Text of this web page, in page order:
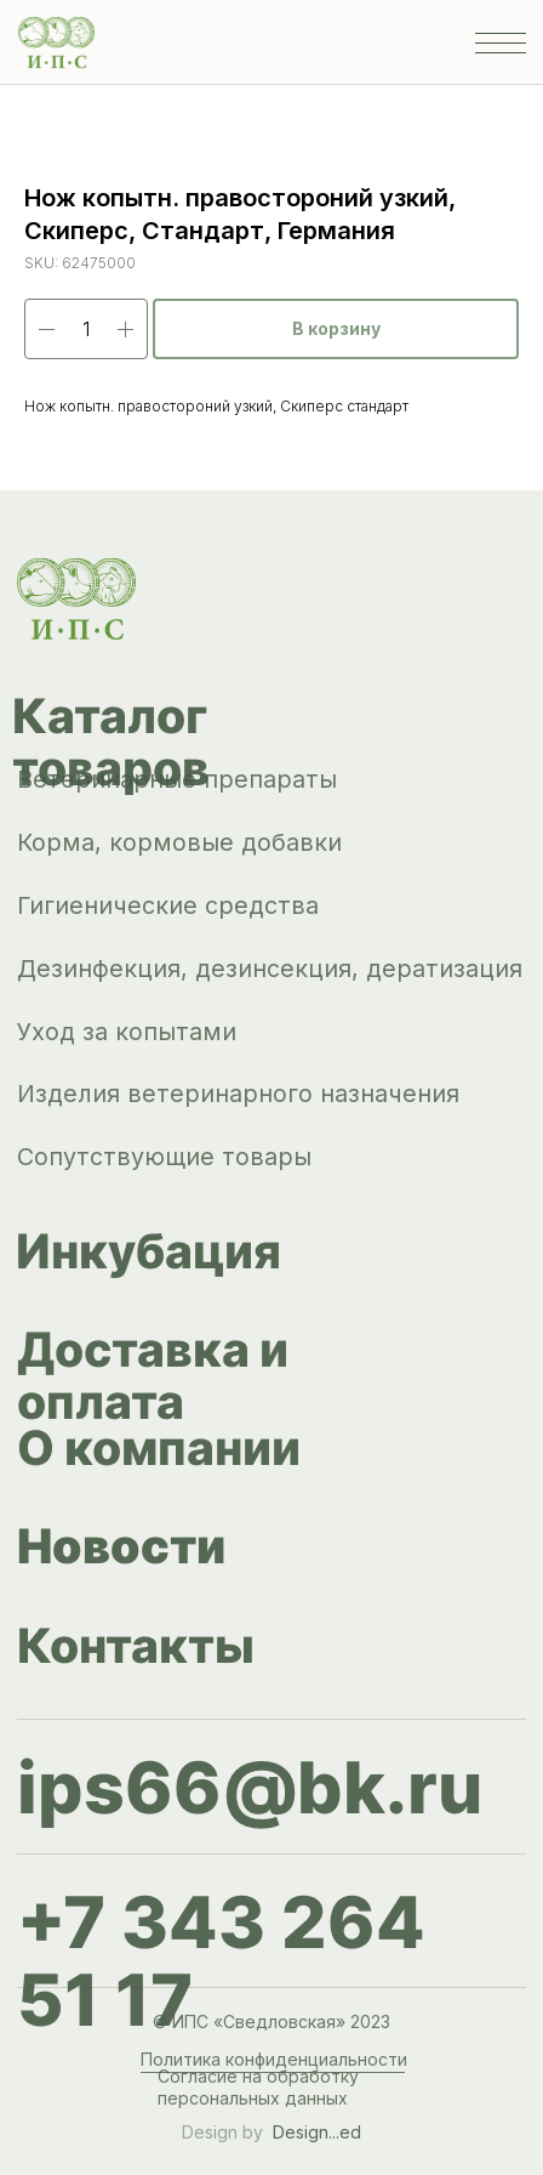
Нож копытн. правостороний узкий,
Скиперс, Стандарт, Германия
SKU: 62475000
В корзину
Нож копытн. правостороний узкий, Скиперс стандарт
товаров
ips66@bk.ru
+7 343 264
51 17
Инкубация
Доставка и
О компании
Контакты
Ветеринарные препараты
Корма, кормовые добавки
Гигиенические средства
Уход за копытами
Изделия ветеринарного назначения
© ИПС «Сведловская» 2023
Политика конфиденциальности
Новости